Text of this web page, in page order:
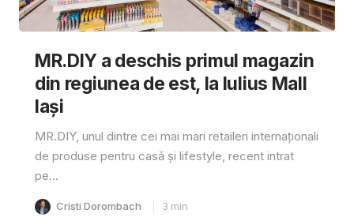
MR.DIY a deschis primul magazin
din regiunea de est, la Iulius Mall
Iași
MR.DIY, unul dintre cei mai mari retaileri internaționali
de produse pentru casă și lifestyle, recent intrat
pe...
Cristi Dorombach 3 min